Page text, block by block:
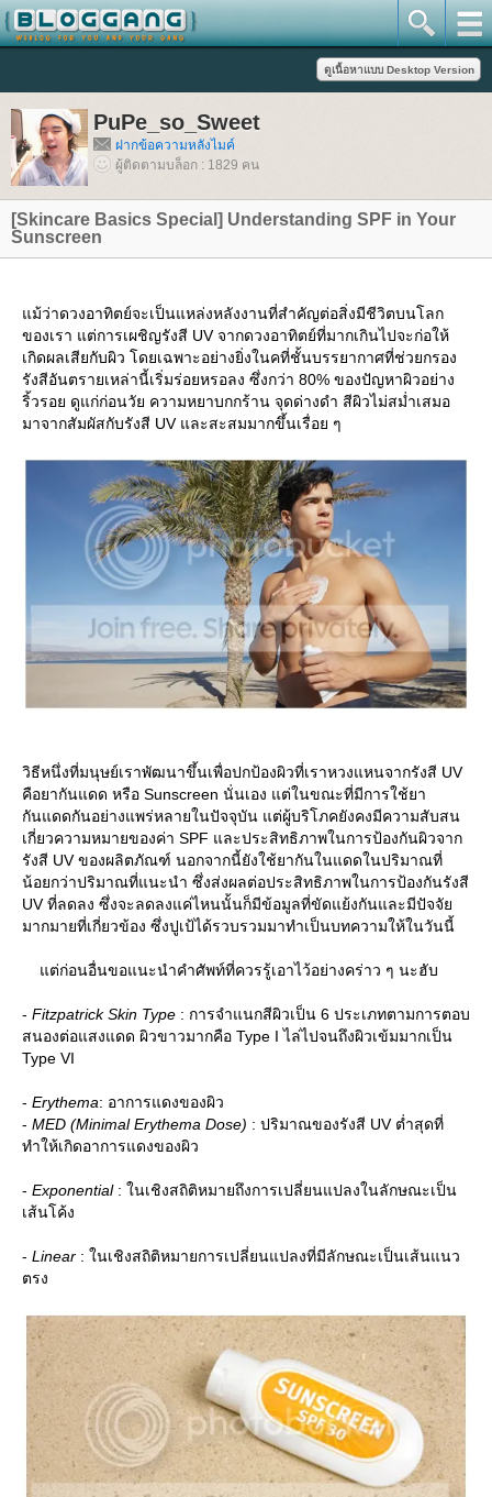
PuPe_so_Sweet
ฝากข้อความหลังไมค์
ผู้ติดตามบล็อก : 1829 คน
[Skincare Basics Special] Understanding SPF in Your
Sunscreen
ม้ว่าดวงอาทิตย์จะเป็นแหล่งหลังงานที่สำคัญต่อสิ่งมีชีวิตบนโลก
ของเรา แต่การเผชิญรังสี UV จากดวงอาทิตย์ที่มากเกินไปจะก่อให้
เกิดผลเสียกับผิว โดยเฉพาะอย่างยิ่งในคที่ชั้นบรรยากาศที่ช่วยกรอง
รังสีอันตรายเหล่านี้เริ่มร่อยหรอลง ซึ่งกว่า 80% ของปัญหาผิวอย่าง
ริ้วรอย ดูแก่ก่อนวัย ความหยาบกกร้าน จุดด่างดำ สีผิวไม่สม่ำเสมอ
มาจากสัมผัสกับรังสี UV และสะสมมากขึ้นเรื่อย ๆ
วิธีหนึ่งที่มนุษย์เราพัฒนาขึ้นเพื่อปกป้องผิวที่เราหวงแหนจากรังสี UV
คือยากันแดด หรือ Sunscreen นั่นเอง แต่ในขณะที่มีการใช้ยา
กันแดดกันอย่างแพร่หลายในปัจจุบัน แต่ผู้บริโภคยังคงมีความสับสน
เกี่ยวความหมายของค่า SPF และประสิทธิภาพในการป้องกันผิวจาก
รังสี UV ของผลิตภัณฑ์ นอกจากนี้ยังใช้ยากันในแดดในปริมาณที่
น้อยกว่าปริมาณที่แนะนำ ซึ่งส่งผลต่อประสิทธิภาพในการป้องกันรังสี
UV ที่ลดลง ซึ่งจะลดลงแค่ไหนนั้นก็มีข้อมูลที่ขัดแย้งกันและมีปัจจั
มากมายที่เกี่ยวข้อง ซึ่งปูเป้ได้รวบรวมมาทำเป็นบทความให้ในวันนี้
ต่ก่อนอื่นขอแนะนำคำศัพท์ที่ควรรู้เอาไว้อย่างคร่าว ๆ นะฮับ
- Fitzpatrick Skin Type : การจำแนกสีผิวเป็น 6 ประเภทตามการตอบ
สนองต่อแสงแดด ผิวขาวมากคือ Type I ไล่ไปจนถึงผิวเข้มมากเป็น
Type VI
- Erythema: อาการแดงของผิว
- MED (Minimal Erythema Dose) : ปริมาณของรังสี UV ต่ำสุดที่
ทำให้เกิดอาการแดงของผิว
- Exponential: ในเชิงสถิติหมายถึงการเปลี่ยนแปลงในลักษณะเป็น
เส้นโค้ง
- Linear : ในเชิงสถิติหมายการเปลี่ยนแปลงที่มีลักษณะเป็นเส้นแนว
ตรง